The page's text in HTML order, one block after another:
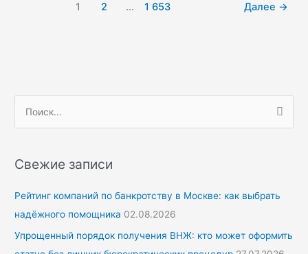
1 2 … 1 653 Далее →
с
:
Свежие записи
Рейтинг компаний по банкротству в Москве: как выбрать
надёжного помощника 02.08.2026
Упрощенный порядок получения ВНЖ: кто может оформить